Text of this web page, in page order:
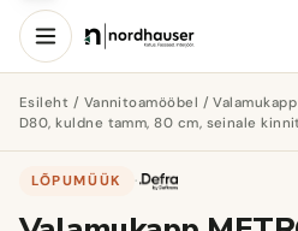
Esileht / Vannitoamööbel /Valamukapp
D80, kuldne tamm, 80 cm, seinale
LÕPUMÜÜK ·